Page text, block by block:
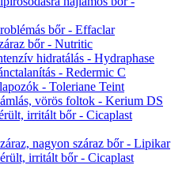
bőr - Effaclar
bőr - Nutritic
hidratálás - Hydraphase
- Redermic C
- Toleriane Teint
vörös foltok - Kerium DS
irritált bőr - Cicaplast
nagyon száraz bőr - Lipikar
irritált bőr - Cicaplast